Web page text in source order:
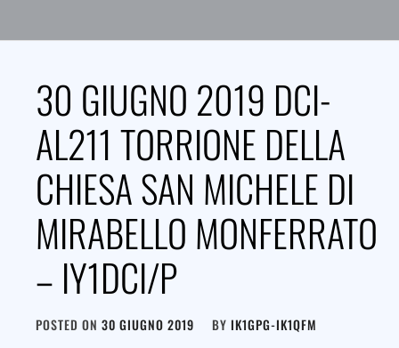
30 GIUGNO 2019 DCI-
AL211 TORRIONE DELLA
CHIESA SAN MICHELE DI
MIRABELLO MONFERRATO
– IY1DCI/P
POSTED ON 30 GIUGNO 2019 BY IK1GPG-IK1QFM